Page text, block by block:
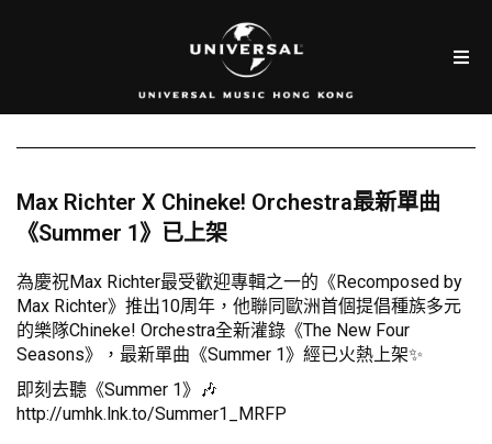
Max Richter X Chineke! Orchestra最新單曲
《Summer 1》已上架
為慶祝Max Richter最受歡迎專輯之一的《Recomposed by
Max Richter》推出10周年，他聯同歐洲首個提倡種族多元
的樂隊Chineke! Orchestra全新灌錄《The New Four
Seasons》，最新單曲《Summer 1》經已火熱上架✨
即刻去聽《Summer 1》🎶
http://umhk.lnk.to/Summer1_MRFP